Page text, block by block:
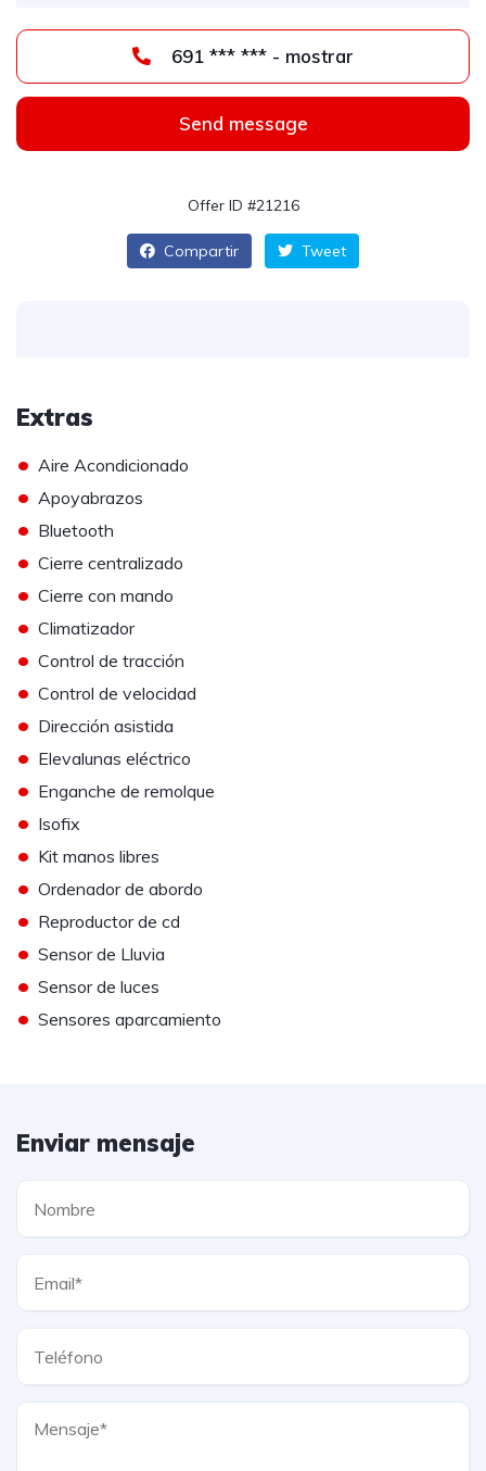
691 *** *** - mostrar
Send message
Offer ID #21216
Compartir Tweet
Extras
• Aire Acondicionado
• Apoyabrazos
• Bluetooth
• Cierre centralizado
• Cierre con mando
• Climatizador
• Control de tracción
• Control de velocidad
• Dirección asistida
• Elevalunas eléctrico
• Enganche de remolque
• Isofix
• Kit manos libres
• Ordenador de abordo
• Reproductor de cd
• Sensor de Lluvia
• Sensor de luces
• Sensores aparcamiento
Enviar mensaje